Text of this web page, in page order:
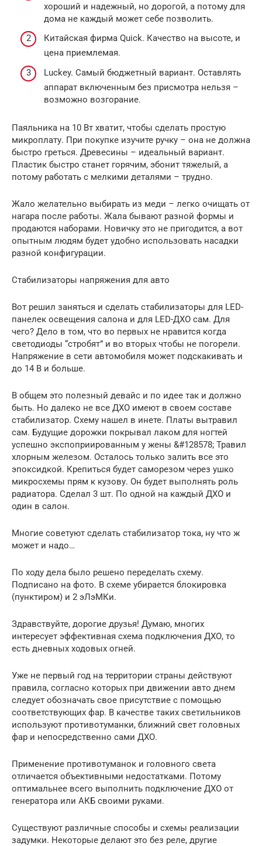
хороший и надежный, но дорогой, а потому для
дома не каждый может себе позволить.
Китайская фирма Quick. Качество на высоте, и
цена приемлемая.
Luckey. Самый бюджетный вариант. Оставлять
аппарат включенным без присмотра нельзя –
возможно возгорание.
Паяльника на 10 Вт хватит, чтобы сделать простую
микроплату. При покупке изучите ручку – она не должна
быстро греться. Древесины – идеальный вариант.
Пластик быстро станет горячим, эбонит тяжелый, а
потому работать с мелкими деталями – трудно.
Жало желательно выбирать из меди – легко очищать от
нагара после работы. Жала бывают разной формы и
продаются наборами. Новичку это не пригодится, а вот
опытным людям будет удобно использовать насадки
разной конфигурации.
Стабилизаторы напряжения для авто
Вот решил заняться и сделать стабилизаторы для LED-
панелек освещения салона и для LED-ДХО сам. Для
чего? Дело в том, что во первых не нравится когда
светодиоды “стробят” и во вторых чтобы не погорели.
Напряжение в сети автомобиля может подскакивать и
до 14 В и больше.
В общем это полезный девайс и по идее так и должно
быть. Но далеко не все ДХО имеют в своем составе
стабилизатор. Схему нашел в инете. Платы вытравил
сам. Будущие дорожки покрывал лаком для ногтей
успешно экспоприированным у жены &#128578; Травил
хлорным железом. Осталось только залить все это
эпоксидкой. Крепиться будет саморезом через ушко
микросхемы прям к кузову. Он будет выполнять роль
радиатора. Сделал 3 шт. По одной на каждый ДХО и
один в салон.
Многие советуют сделать стабилизатор тока, ну что ж
может и надо…
По ходу дела было решено переделать схему.
Подписано на фото. В схеме убирается блокировка
(пунктиром) и 2 эЛэМКи.
Здравствуйте, дорогие друзья! Думаю, многих
интересует эффективная схема подключения ДХО, то
есть дневных ходовых огней.
Уже не первый год на территории страны действуют
правила, согласно которых при движении авто днем
следует обозначать свое присутствие с помощью
соответствующих фар. В качестве таких светильников
используют противотуманки, ближний свет головных
фар и непосредственно сами ДХО.
Применение противотуманок и головного света
отличается объективными недостатками. Потому
оптимальнее всего выполнить подключение ДХО от
генератора или АКБ своими руками.
Существуют различные способы и схемы реализации
задумки. Некоторые делают это без реле, другие